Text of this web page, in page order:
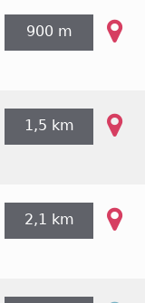
900 m
85500 Les Herbiers
1,5 km
85500 Les Herbiers
2,1 km